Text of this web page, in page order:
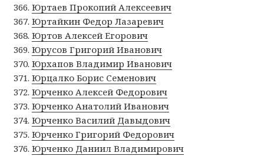
Юртаев Прокопий Алексеевич
Юртайкин Федор Лазаревич
Юртов Алексей Егорович
Юрусов Григорий Иванович
Юрхапов Владимир Иванович
Юрцалко Борис Семенович
Юрченко Алексей Федорович
Юрченко Анатолий Иванович
Юрченко Василий Давыдович
Юрченко Григорий Федорович
Юрченко Даниил Владимирович